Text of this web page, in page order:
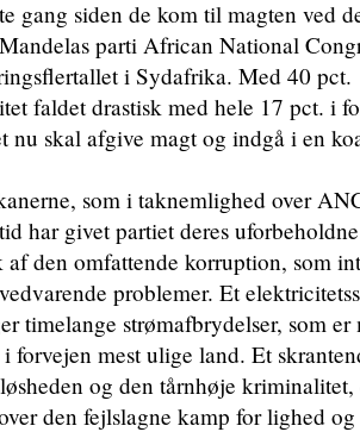
gang siden de kom til magten ved
parti African National
i Sydafrika. Med 40 pct.
faldet drastisk med hele 17 pct. i
nu skal afgive magt og indgå i en
som i taknemlighed over
har givet partiet deres
af den omfattende korruption, som
problemer. Et
timelange strømafbrydelser, som
forvejen mest ulige land. Et
og den tårnhøje
den fejlslagne kamp for lighed